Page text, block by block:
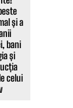
și a
bani
și
celui